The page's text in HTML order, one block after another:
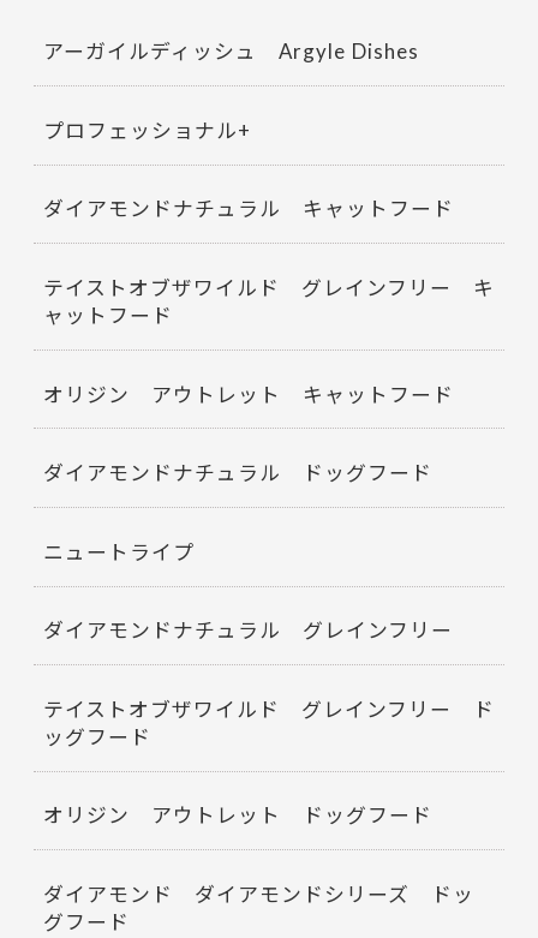
アーガイルディッシュ Argyle Dishes
プロフェッショナル+
ダイアモンドナチュラル キャットフード
テイストオブザワイルド グレインフリー キ
ャットフード
オリジン アウトレット キャットフード
ダイアモンドナチュラル ドッグフード
ニュートライプ
ダイアモンドナチュラル グレインフリー
テイストオブザワイルド グレインフリー ド
ッグフード
オリジン アウトレット ドッグフード
ダイアモンド ダイアモンドシリーズ ドッ
グフード